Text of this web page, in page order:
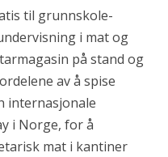
til grunnskole-
i mat og
på stand og
av å spise
internasjonale
i Norge, for å
mat i kantiner